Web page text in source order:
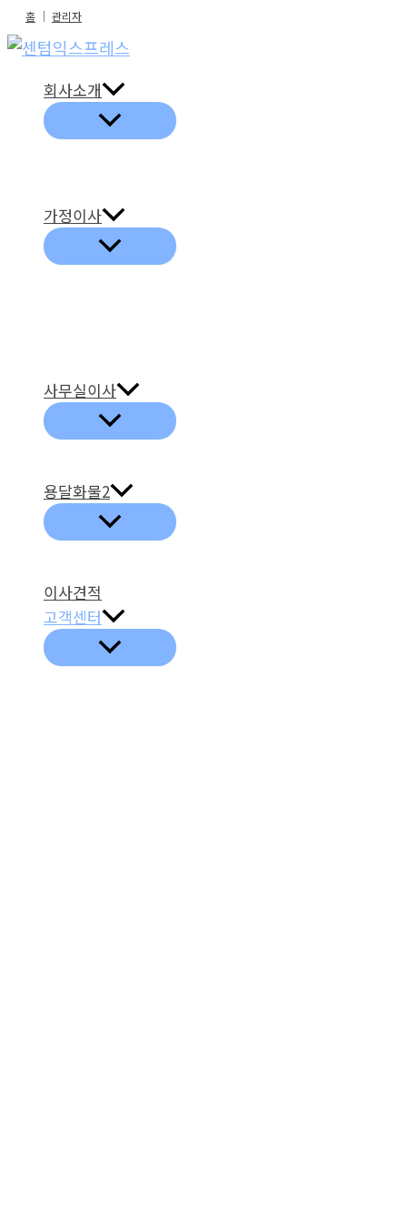
텐
홈 │ 관리자
회사소개
가정이사
사무실이사
용달화물2
이사견적
고객센터